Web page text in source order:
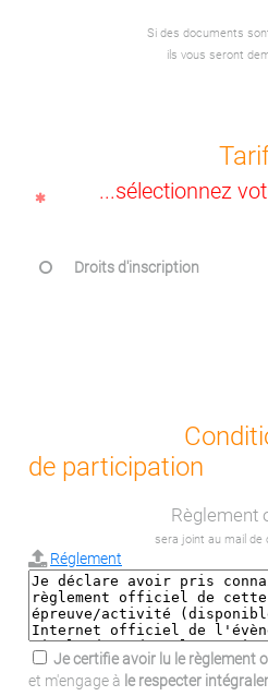
Si des documents
ils vous seront
...sélectionnez
Droits d'inscription
de participation
Règlement
sera joint au mail de
Réglement
Je certifie avoir lu le règlement
et m'engage à le respecter